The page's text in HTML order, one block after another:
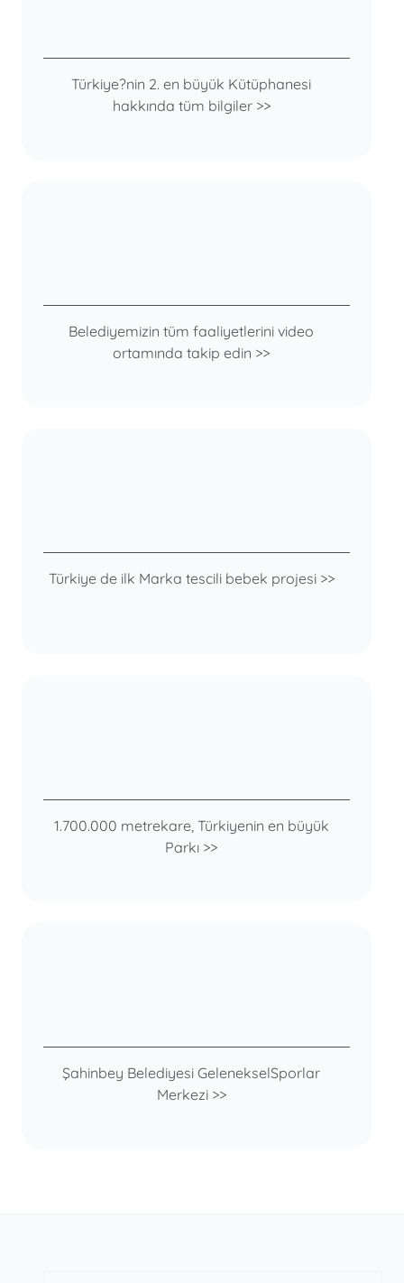
Türkiye?nin 2. en büyük Kütüphanesi
hakkında tüm bilgiler >>
Belediyemizin tüm faaliyetlerini video
ortamında takip edin >>
Türkiye de ilk Marka tescili bebek projesi >>
1.700.000 metrekare, Türkiyenin en büyük
Parkı >>
Şahinbey Belediyesi GelenekselSporlar
Merkezi >>